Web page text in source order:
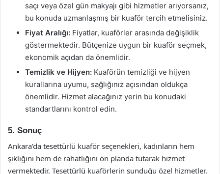
saçı veya özel gün makyajı gibi hizmetler arıyorsanız,
bu konuda uzmanlaşmış bir kuaför tercih etmelisiniz.
Fiyat Aralığı: Fiyatlar, kuaförler arasında değişiklik
göstermektedir. Bütçenize uygun bir kuaför seçmek,
ekonomik açıdan da önemlidir.
Temizlik ve Hijyen: Kuaförün temizliği ve hijyen
kurallarına uyumu, sağlığınız açısından oldukça
önemlidir. Hizmet alacağınız yerin bu konudaki
standartlarını kontrol edin.
5. Sonuç
Ankara’da tesettürlü kuaför seçenekleri, kadınların hem
şıklığını hem de rahatlığını ön planda tutarak hizmet
vermektedir. Tesettürlü kuaförlerin sunduğu özel hizmetler,